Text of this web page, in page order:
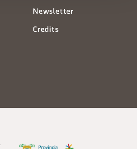
Newsletter
Credits